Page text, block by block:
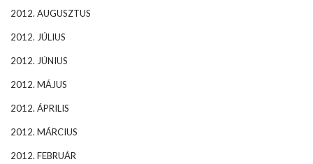
2012. AUGUSZTUS
2012. JÚLIUS
2012. JÚNIUS
2012. MÁJUS
2012. ÁPRILIS
2012. MÁRCIUS
2012. FEBRUÁR